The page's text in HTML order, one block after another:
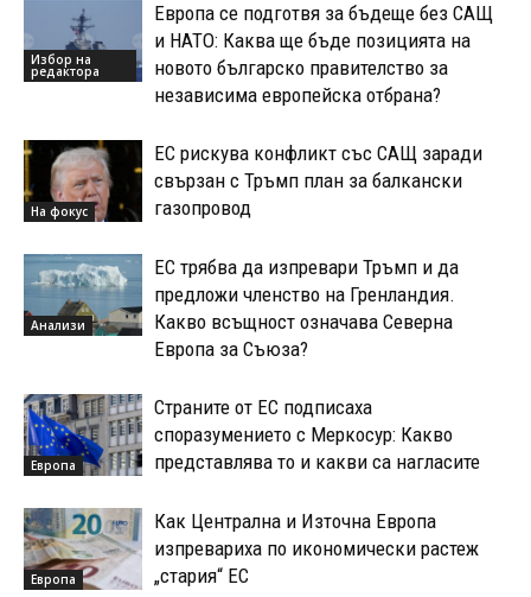
Избор на
редактора
Европа се подготвя за бъдеще без САЩ
и НАТО: Каква ще бъде позицията на
новото българско правителство за
независима европейска отбрана?
На фокус
ЕС рискува конфликт със САЩ заради
свързан с Тръмп план за балкански
газопровод
Анализи
ЕС трябва да изпревари Тръмп и да
предложи членство на Гренландия.
Какво всъщност означава Северна
Европа за Съюза?
Европа
Страните от ЕС подписаха
споразумението с Меркосур: Какво
представлява то и какви са нагласите
Европа
Как Централна и Източна Европа
изпревариха по икономически растеж
„стария“ ЕС